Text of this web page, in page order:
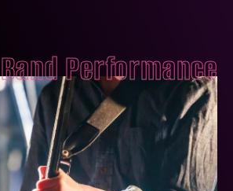
Band Performance